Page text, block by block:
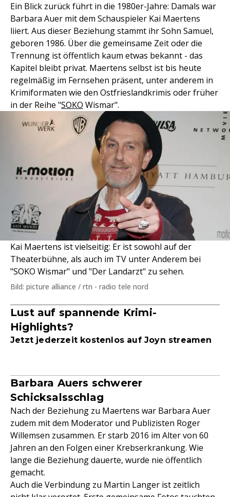
Ein Blick zurück führt in die 1980er-Jahre: Damals war
Barbara Auer mit dem Schauspieler Kai Maertens
liiert. Aus dieser Beziehung stammt ihr Sohn Samuel,
geboren 1986. Über die gemeinsame Zeit oder die
Trennung ist öffentlich kaum etwas bekannt - das
Kapitel bleibt privat. Maertens selbst ist bis heute
regelmäßig im Fernsehen präsent, unter anderem in
Krimiformaten wie den Ostfrieslandkrimis oder früher
in der Reihe "SOKO Wismar".
Kai Maertens ist vielseitig: Er ist sowohl auf der
Theaterbühne, als auch im TV unter Anderem bei
"SOKO Wismar" und "Der Landarzt" zu sehen.
Bild: picture alliance / rtn - radio tele nord
Lust auf spannende Krimi-
Highlights?
Jetzt jederzeit kostenlos auf Joyn streamen
Barbara Auers schwerer
Schicksalsschlag
Nach der Beziehung zu Maertens war Barbara Auer
zudem mit dem Moderator und Publizisten Roger
Willemsen zusammen. Er starb 2016 im Alter von 60
Jahren an den Folgen einer Krebserkrankung. Wie
lange die Beziehung dauerte, wurde nie öffentlich
gemacht.
Auch die Verbindung zu Martin Langer ist zeitlich